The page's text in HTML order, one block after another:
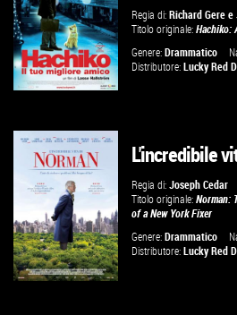
VAI ALLA SCHEDA
GUARDA IL TRAILER
VAI ALLA SCHEDA
Regia di:Richard Gere e
Titolo originale:Hachiko:
Genere:Drammatico
Distributore:Lucky Red
L'incredibile
Regia di:Joseph Cedar
Titolo originale:Norman:
of a New York Fixer
Genere:Drammatico
Distributore:Lucky Red